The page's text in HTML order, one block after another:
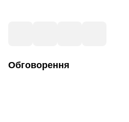
Обговорення